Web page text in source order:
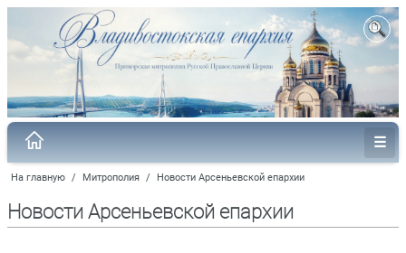
На главную / Митрополия / Новости Арсеньевской епархии
Новости Арсеньевской епархии